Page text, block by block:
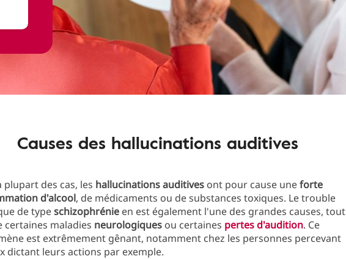
Causes des hallucinations auditives
plupart des cas, les hallucinations auditives ont pour cause uneforte
d'alcool, de médicaments ou de substances toxiques. Le trouble
de typeschizophrénie en est également l'une des grandes causes, tout
certaines maladies neurologiques ou certaines pertes d'audition. Ce
est extrêmement gênant, notamment chez les personnes percevant
dictant leurs actions par exemple.